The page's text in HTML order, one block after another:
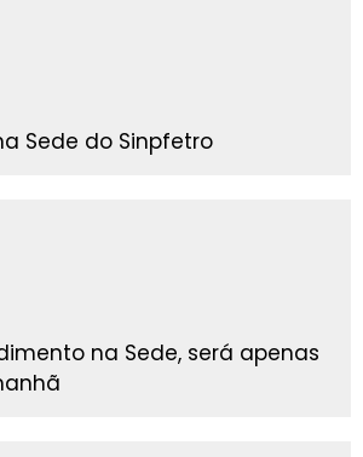
Sede do Sinpfetro
na Sede, será apenas